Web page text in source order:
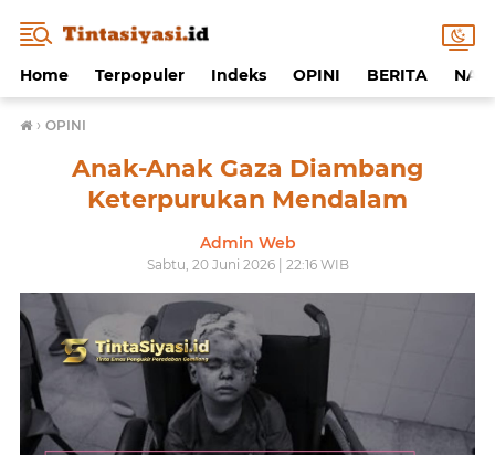
Home Terpopuler Indeks OPINI BERITA
› OPINI
Anak-Anak Gaza Diambang
Keterpurukan Mendalam
Admin Web
Sabtu, 20 Juni 2026 | 22:16 WIB